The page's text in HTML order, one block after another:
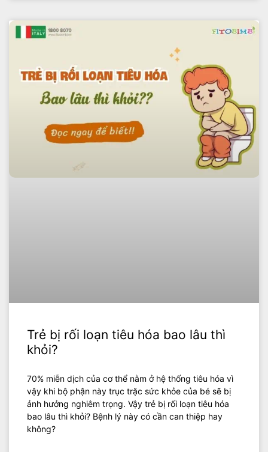
Trẻ bị rối loạn tiêu hóa bao lâu thì
khỏi?
70% miễn dịch của cơ thể nằm ở hệ thống tiêu hóa vì
vậy khi bộ phận này trục trặc sức khỏe của bé sẽ bị
ảnh hưởng nghiêm trọng. Vậy trẻ bị rối loạn tiêu hóa
bao lâu thì khỏi? Bệnh lý này có cần can thiệp hay
không?